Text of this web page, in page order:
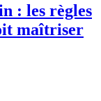
: les règles
maîtriser